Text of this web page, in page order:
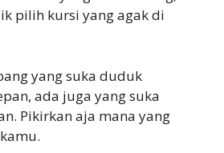
pilih kursi yang agak di
yang suka duduk
ada juga yang suka
Pikirkan aja mana yang